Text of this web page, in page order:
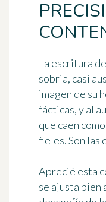
La escritura
sobria, casi
imagen de su
fácticas, y al
que caen
fieles. Son las
Aprecié esta
se ajusta bien